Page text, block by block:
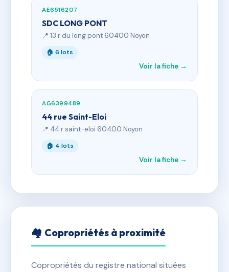
AE6516207
SDC LONG PONT
📍 13 r du long pont 60400 Noyon
🏠 6 lots
Voir la fiche →
AG6399489
44 rue Saint-Eloi
📍 44 r saint-eloi 60400 Noyon
🏠 4 lots
Voir la fiche →
🏘 Copropriétés à proximité
Copropriétés du registre national situées